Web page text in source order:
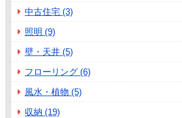
中古住宅 (3)
照明 (9)
壁・天井 (5)
フローリング (6)
風水・植物 (5)
収納 (19)